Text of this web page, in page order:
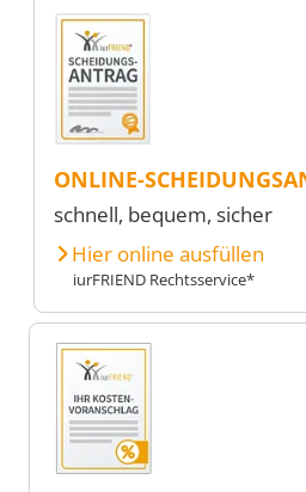
ONLINE-
schnell, bequem, sicher
Hier online ausfüllen
iurFRIEND Rechtsservice*